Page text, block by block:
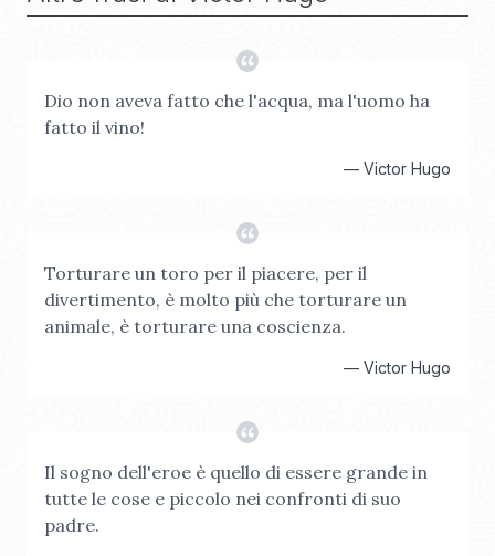
Dio non aveva fatto che l'acqua, ma l'uomo ha
fatto il vino!
— Victor Hugo
Torturare un toro per il piacere, per il
divertimento, è molto più che torturare un
animale, è torturare una coscienza.
— Victor Hugo
Il sogno dell'eroe è quello di essere grande in
tutte le cose e piccolo nei confronti di suo
padre.